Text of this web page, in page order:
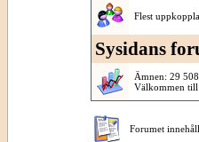
Flest
Sysidans
Ämnen: 29
Välkommen till
Forumet